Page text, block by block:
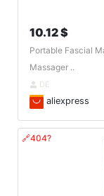
10.12 $
Portable Fascial
Massager ..
DE
aliexpress
🔗404?